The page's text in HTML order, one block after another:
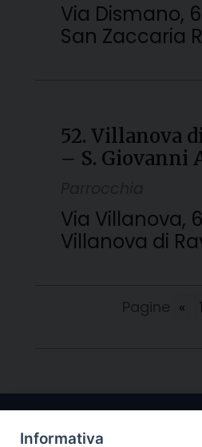
Via Dismano,
San Zaccaria
52. Villanova
– S. Giovanni
Via Villanova,
Villanova di
Pagine « 1
Informativa